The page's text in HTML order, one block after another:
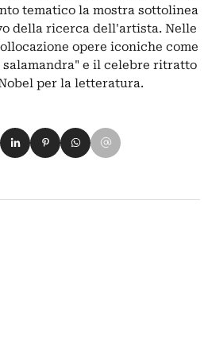
tematico la mostra sottolinea
della ricerca dell'artista. Nelle
opere iconiche come
salamandra" e il celebre ritratto
per la letteratura.
Facebook
su X
Condividi su LinkedIn
Condividi su Pinterest
Condividi su WhatsApp
Condividi su Email